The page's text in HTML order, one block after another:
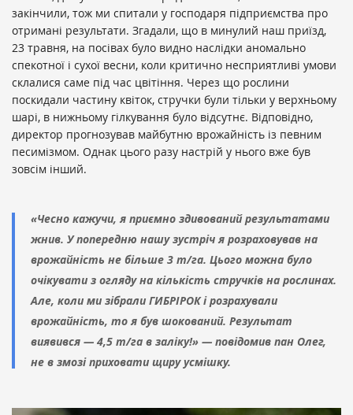
закінчили, тож ми спитали у господаря підприємства про
отримані результати. Згадали, що в минулий наш приїзд,
23 травня, на посівах було видно наслідки аномально
спекотної і сухої весни, коли критично несприятливі умови
склалися саме під час цвітіння. Через що рослини
поскидали частину квіток, стручки були тільки у верхньому
шарі, в нижньому гілкування було відсутнє. Відповідно,
директор прогнозував майбутню врожайність із певним
песимізмом. Однак цього разу настрій у нього вже був
зовсім інший.
«Чесно кажучи, я приємно здивований результатами
жнив. У попередню нашу зустріч я розраховував на
врожайність не більше 3 т/га. Цього можна було
очікувати з огляду на кількість стручків на рослинах.
Але, коли ми зібрали ГИБРІРОК і розрахували
врожайність, то я був шокований. Результат
виявився — 4,5 т/га в заліку!» — повідомив пан Олег,
не в змозі приховати щиру усмішку.